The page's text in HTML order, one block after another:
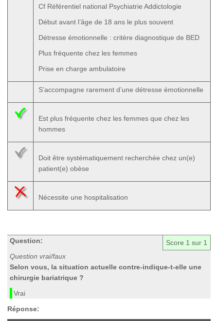
Cf Référentiel national Psychiatrie Addictologie
Début avant l’âge de 18 ans le plus souvent
Détresse émotionnelle : critère diagnostique de BED
Plus fréquente chez les femmes
Prise en charge ambulatoire
S’accompagne rarement d’une détresse émotionnelle
Est plus fréquente chez les femmes que chez les
hommes
Doit être systématiquement recherchée chez un(e)
patient(e) obèse
Nécessite une hospitalisation
Score 1 sur 1
Question:
Question vrai/faux
Selon vous, la situation actuelle contre-indique-t-elle une
chirurgie bariatrique ?
Vrai
Réponse: